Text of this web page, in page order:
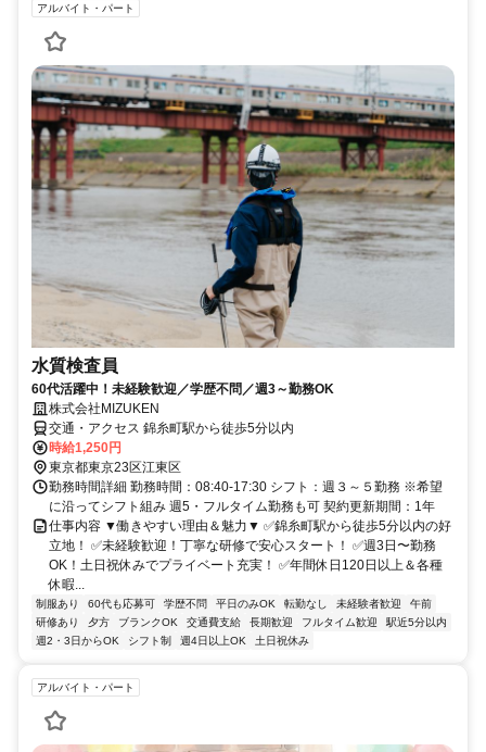
アルバイト・パート
水質検査員
60代活躍中！未経験歓迎／学歴不問／週3～勤務OK
株式会社MIZUKEN
交通・アクセス 錦糸町駅から徒歩5分以内
時給1,250円
東京都東京23区江東区
勤務時間詳細 勤務時間：08:40-17:30 シフト：週３～５勤務 ※希望
に沿ってシフト組み 週5・フルタイム勤務も可 契約更新期間：1年
仕事内容 ▼働きやすい理由＆魅力▼ ✅錦糸町駅から徒歩5分以内の好
立地！ ✅未経験歓迎！丁寧な研修で安心スタート！ ✅週3日〜勤務
OK！土日祝休みでプライベート充実！ ✅年間休日120日以上＆各種
休暇...
制服あり 60代も応募可 学歴不問 平日のみOK 転勤なし 未経験者歓迎
午前
研修あり
夕方 ブランクOK 交通費支給 長期歓迎 フルタイム歓迎
駅近5分以内
週2・3日からOK
シフト制 週4日以上OK 土日祝休み
アルバイト・パート